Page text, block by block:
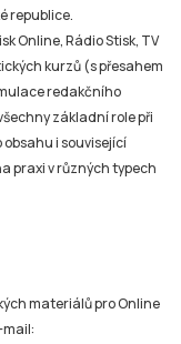
republice.
Online, Rádio Stisk, TV
kurzů (s přesahem
redakčního
základní role při
i související
praxi v různých typech
materiálů pro Online
mail: